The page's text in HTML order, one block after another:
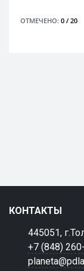
ОТМЕЧЕНО: 0 / 20
КОНТАКТЫ
445051,
+7 (848)